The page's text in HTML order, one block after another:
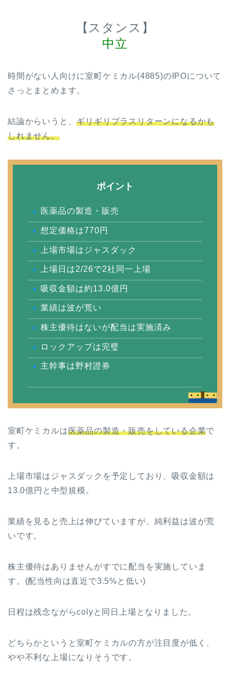
【スタンス】
中立
時間がない人向けに室町ケミカル(4885)のIPOについて
さっとまとめます。
結論からいうと、ギリギリプラスリターンになるかも
しれません。
ポイント
医薬品の製造・販売
想定価格は770円
上場市場はジャスダック
上場日は2/26で2社同一上場
吸収金額は約13.0億円
業績は波が荒い
株主優待はないが配当は実施済み
ロックアップは完璧
主幹事は野村證券
室町ケミカルは医薬品の製造・販売をしている企業で
す。
上場市場はジャスダックを予定しており、吸収金額は
13.0億円と中型規模。
業績を見ると売上は伸びていますが、純利益は波が荒
いです。
株主優待はありませんがすでに配当を実施していま
す。(配当性向は直近で3.5%と低い)
日程は残念ながらcolyと同日上場となりました。
どちらかというと室町ケミカルの方が注目度が低く、
やや不利な上場になりそうです。